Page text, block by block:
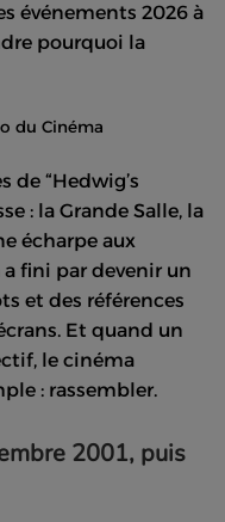
événements 2026 à
pourquoi la
du Cinéma
de “Hedwig’s
: la Grande Salle, la
écharpe aux
a fini par devenir un
et des références
Et quand un
le cinéma
: rassembler.
2001, puis